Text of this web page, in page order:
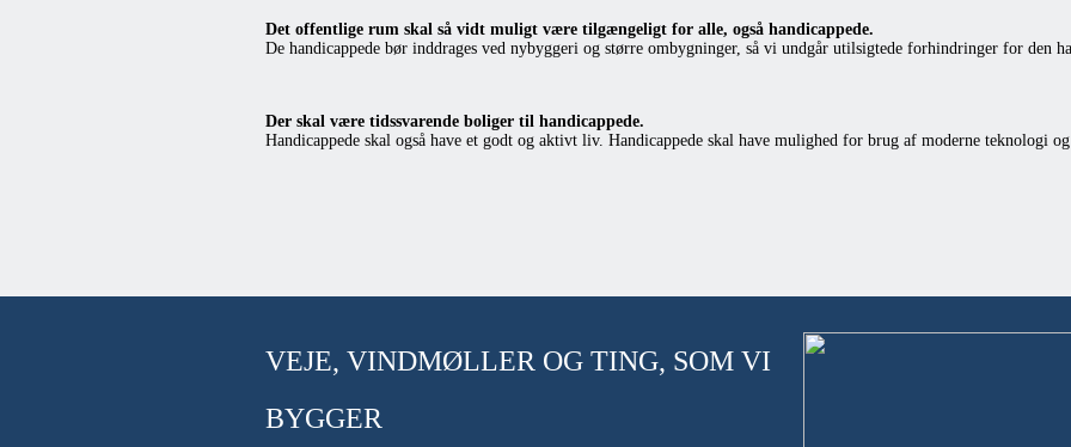
Det offentlige rum skal så vidt muligt være tilgængeligt for alle, også handicappede.
De handicappede bør inddrages ved nybyggeri og større ombygninger, så vi undgår utilsigtede forhindringer for den
Der skal være tidssvarende boliger til handicappede.
Handicappede skal også have et godt og aktivt liv. Handicappede skal have mulighed for brug af moderne teknologi
VEJE, VINDMØLLER OG TING, SOM VI
BYGGER